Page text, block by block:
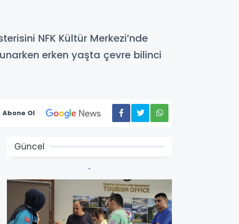
NFK Kültür Merkezi’nde
erken yaşta çevre bilinci
Abone Ol
Güncel